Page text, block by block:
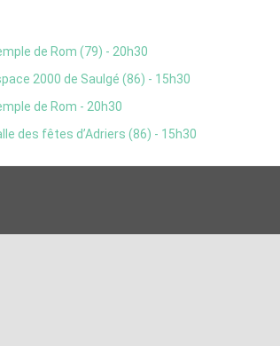
de Rom (79) - 20h30
2000 de Saulgé (86) - 15h30
de Rom - 20h30
des fêtes d’Adriers (86) - 15h30